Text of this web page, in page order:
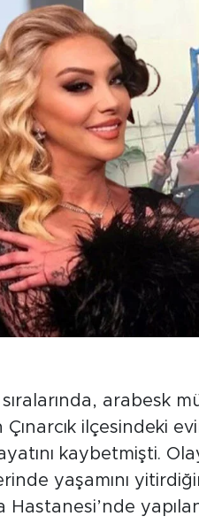
arabesk
ilçesindeki
kaybetmişti.
yaşamını
Hastanesi’nde